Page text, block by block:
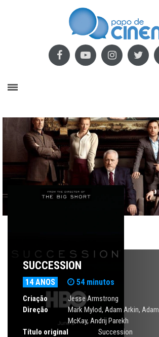
SUCCESSION
14 ANOS 54 minutos
Criação
Jesse Armstrong
Direção
Mark Mylod, Adam Arkin,Adam
McKay, Andrij Parekh
Título original
Succession